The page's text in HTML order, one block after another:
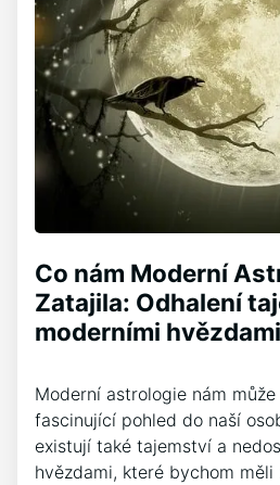
Co nám Moderní
Zatajila: Odhalení
moderními
Moderní astrologie nám
fascinující pohled do naší
existují také tajemství a
hvězdami, které bychom